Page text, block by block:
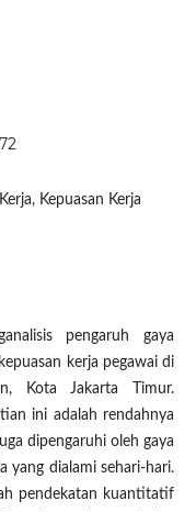
Kepuasan Kerja
pengaruh gaya
kerja pegawai di
Kota Jakarta Timur.
ini adalah rendahnya
dipengaruhi oleh gaya
yang dialami sehari-hari.
pendekatan kuantitatif